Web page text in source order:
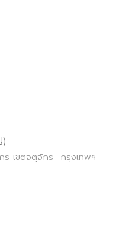
)
ร เขตจตุจักร กรุงเทพฯ